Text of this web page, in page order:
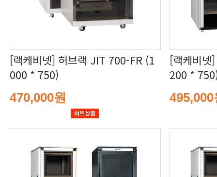
000 * 750)
470,000원
200 *
495,000